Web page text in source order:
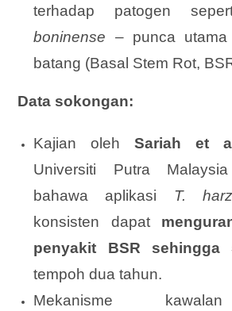
terhadap patogen
boninense – punca
batang (Basal Stem Rot,
Data sokongan:
Kajian olehSariah et
Universiti Putra
bahawa aplikasi
T.
konsisten dapat
penyakit BSR sehingga
tempoh dua tahun.
Mekanisme